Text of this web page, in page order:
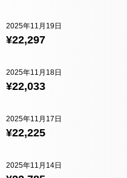
¥22,297
2025年11月19日
¥22,033
2025年11月18日
¥22,225
2025年11月17日
2025年11月14日